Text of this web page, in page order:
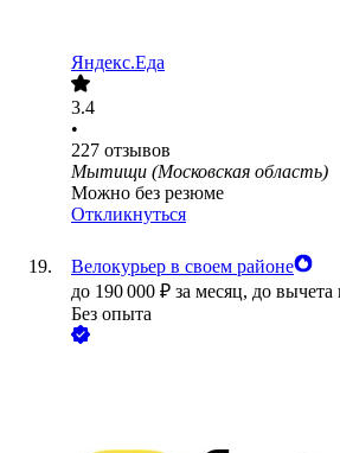
Яндекс.Еда
3.4
•
227 отзывов
Мытищи (Московская область)
Можно без резюме
Откликнуться
Велокурьер в своем районе
до 190 000 ₽ за месяц, до вычета
Без опыта